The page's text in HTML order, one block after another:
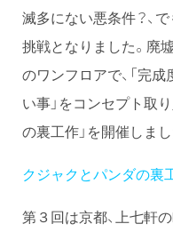
滅多にない悪条件？、
挑戦となりました。廃
のワンフロアで、「完
い事」をコンセプト取
の裏工作」を開催しまし
クジャクとパンダの裏
第３回は京都、上七軒